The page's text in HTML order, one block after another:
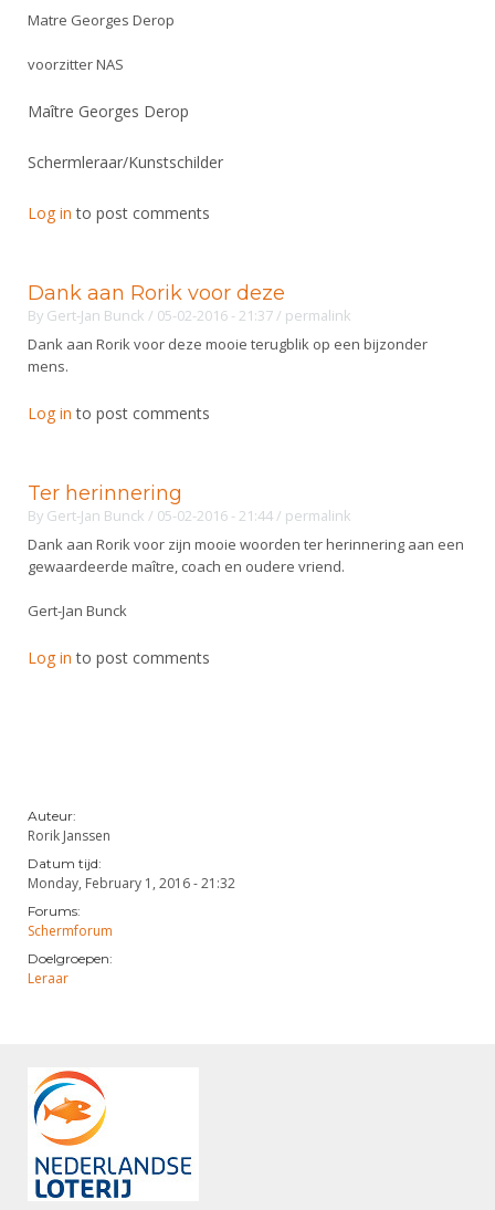
Matre Georges Derop
voorzitter NAS
Maître Georges Derop
Schermleraar/Kunstschilder
Log in to post comments
Dank aan Rorik voor deze
By Gert-Jan Bunck / 05-02-2016 - 21:37/ permalink
Dank aan Rorik voor deze mooie terugblik op een bijzonder
mens.
Log in to post comments
Ter herinnering
By Gert-Jan Bunck / 05-02-2016 - 21:44/ permalink
Dank aan Rorik voor zijn mooie woorden ter herinnering aan een
gewaardeerde maître, coach en oudere vriend.
Gert-Jan Bunck
Log in to post comments
Auteur:
Rorik Janssen
Datum tijd:
Monday, February 1, 2016 - 21:32
Forums:
Schermforum
Doelgroepen:
Leraar